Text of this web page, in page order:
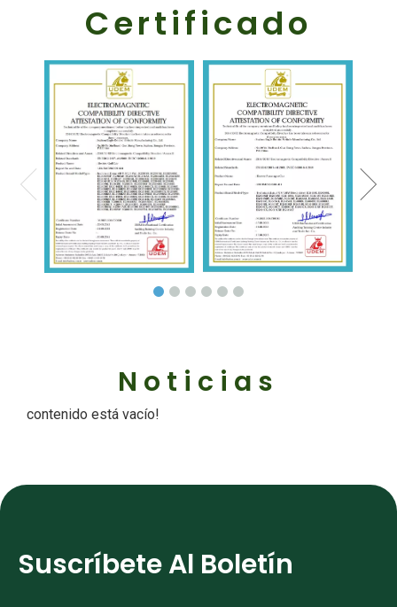
Certificado
Noticias
contenido está vacío!
Suscríbete Al Boletín